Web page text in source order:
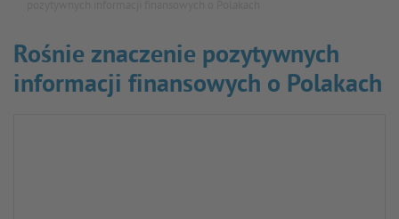
Rośnie znaczenie pozytywnych
informacji finansowych o Polakach